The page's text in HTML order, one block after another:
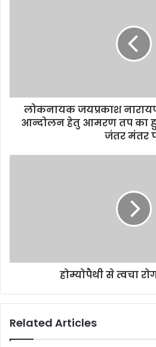
लोकनायक जयप्रकाश
आन्दोलन हेतु आमरण तप का
जंतर मंतर
होम्योपैथी से त्वचा
Related Articles